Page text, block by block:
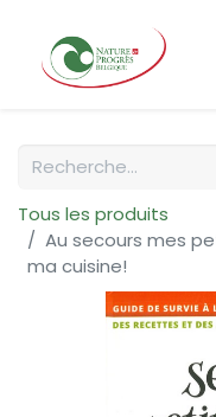
Tous les produits
Au secours mes
ma cuisine!